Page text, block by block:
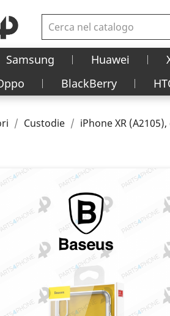
Samsung Huawei
BlackBerry
Custodie iPhone XR